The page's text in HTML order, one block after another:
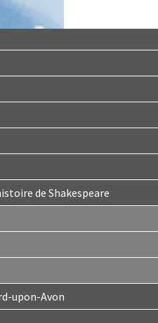
de Shakespeare
upon-Avon